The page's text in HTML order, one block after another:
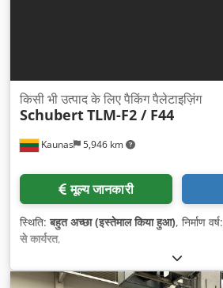
Kaunas 5,946 km
किसी भी उत्पाद के लिए पैकिंग पैलेटाइज़िंग
SchubertTLM-F2 / F44
मूल्य जानकारी
स्थिति:बहुत अच्छा (इस्तेमाल किया हुआ), निर्माण वर्ष:
से कार्यरत,